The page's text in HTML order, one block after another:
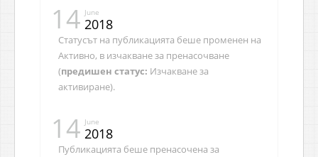
14 June
2018
Статусът на публикацията беше променен на
Активно, в изчакване за пренасочване
(предишен статус: Изчакване за
активиране).
14 June
2018
Публикацията беше пренасочена за